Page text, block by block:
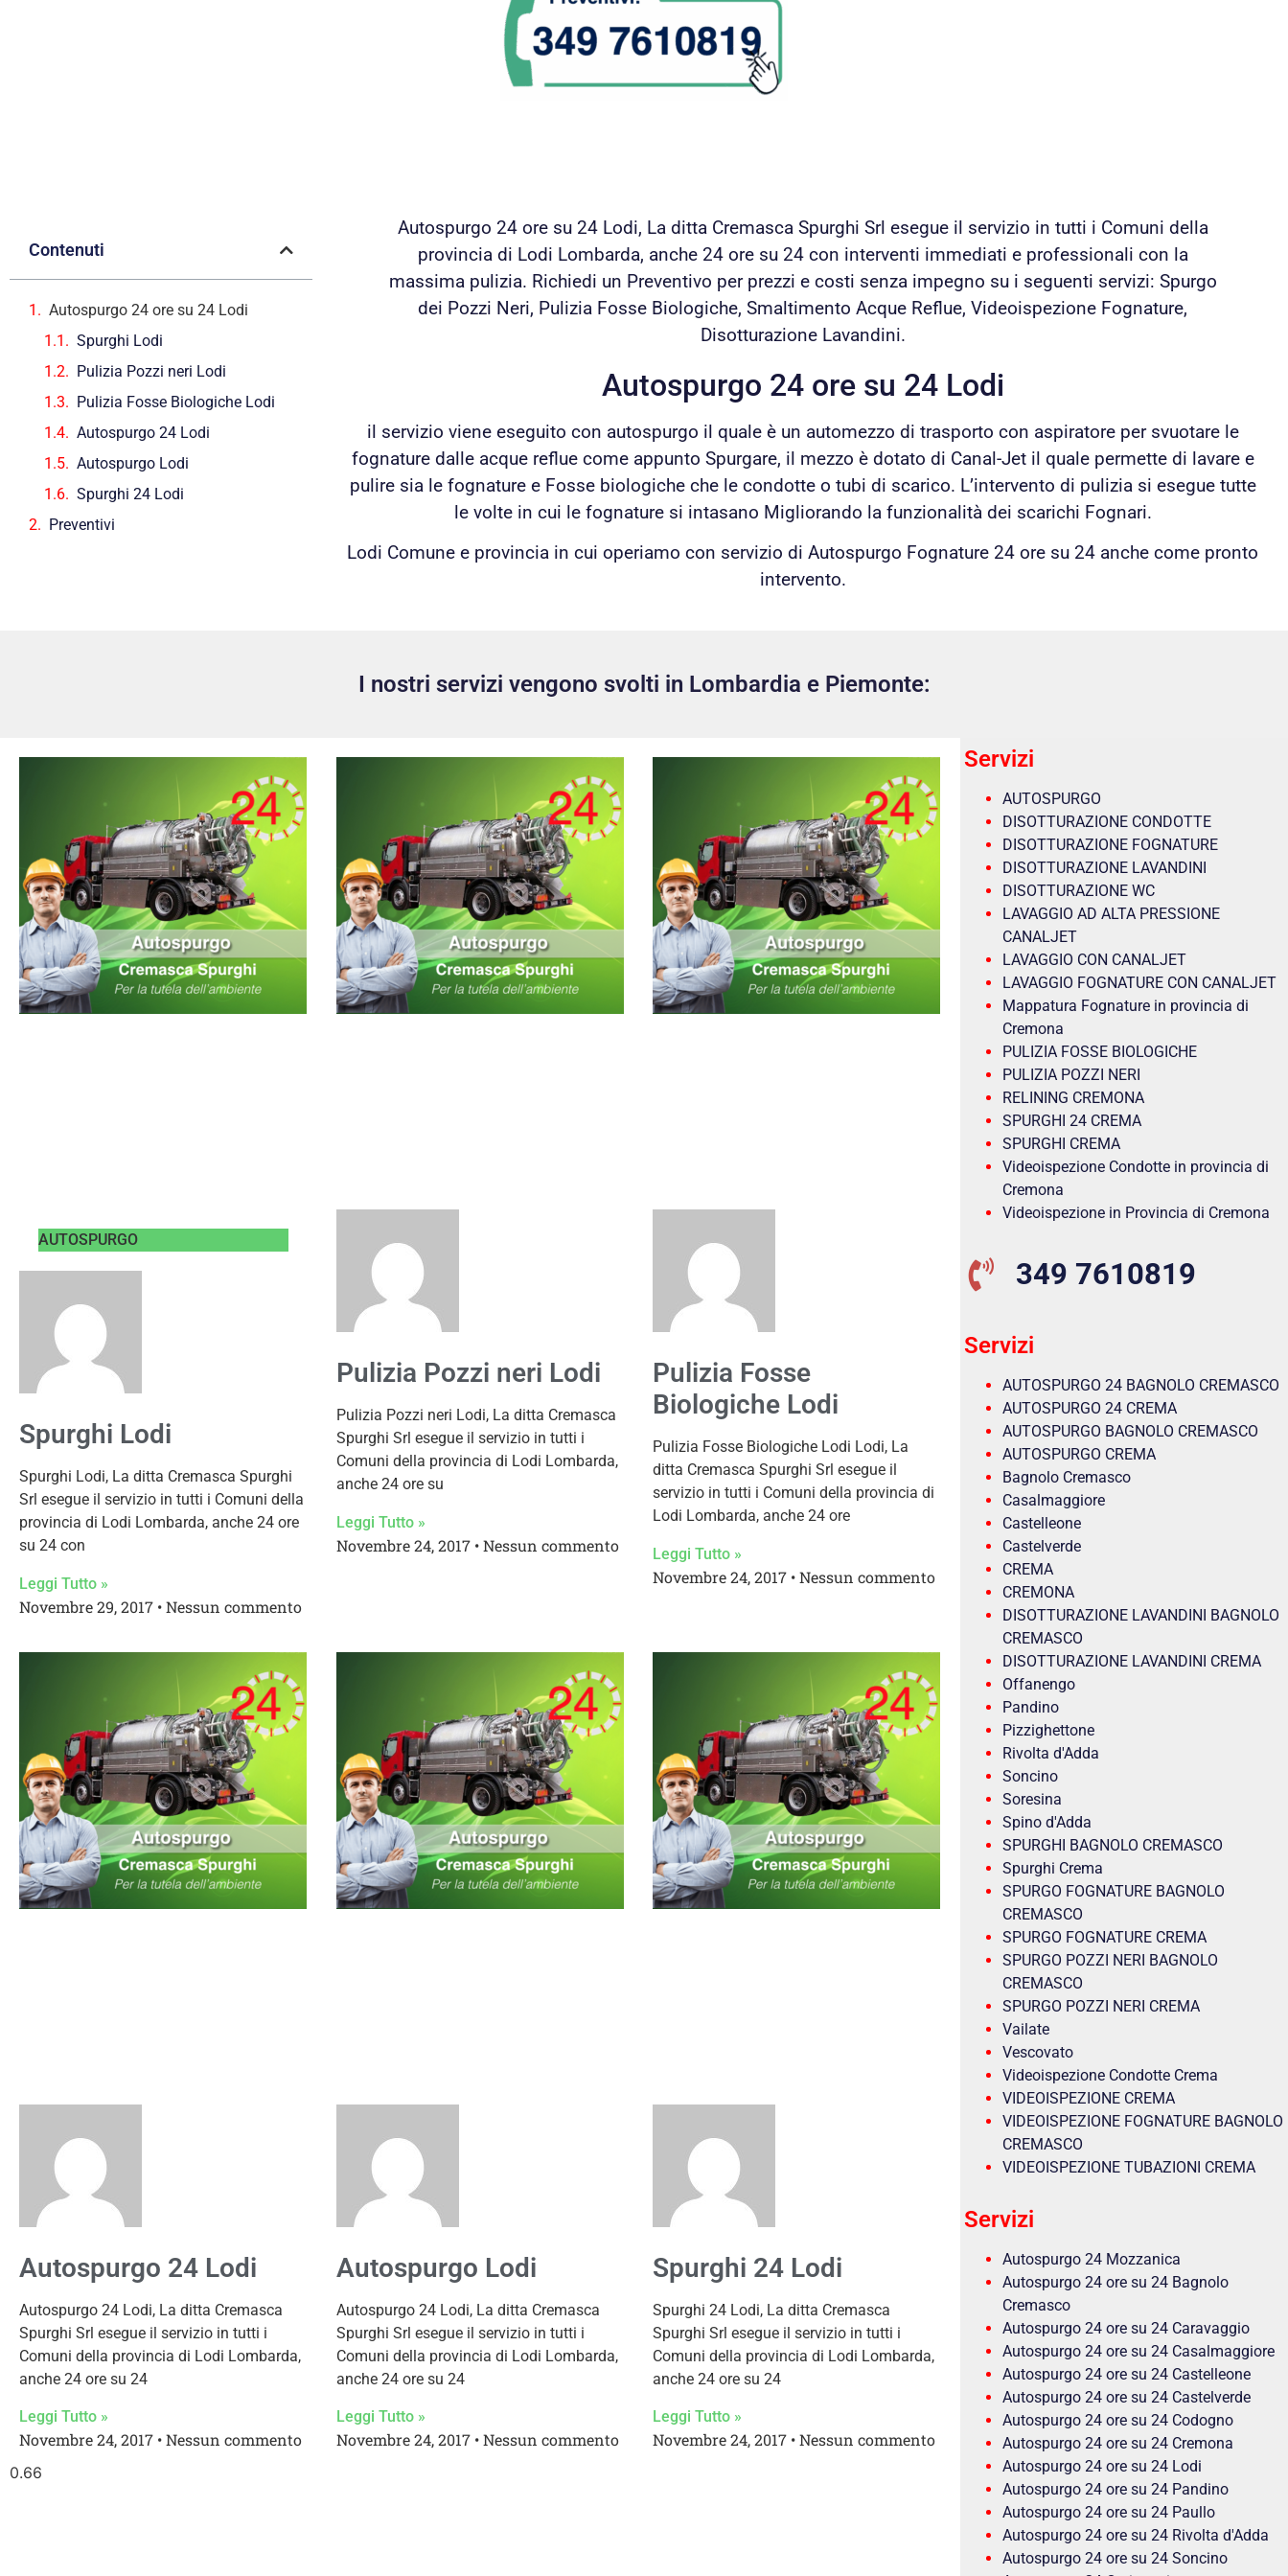
Contenuti
Autospurgo 24 ore su 24 Lodi
Spurghi Lodi
Pulizia Pozzi neri Lodi
Pulizia Fosse Biologiche Lodi
Autospurgo 24 Lodi
Autospurgo Lodi
Spurghi 24 Lodi
Preventivi
Autospurgo 24 ore su 24 Lodi, La ditta Cremasca Spurghi Srl esegue il servizio in tutti i Comuni della
provincia di Lodi Lombarda, anche 24 ore su 24 con interventi immediati e professionali con la
massima pulizia. Richiedi un Preventivo per prezzi e costi senza impegno su i seguenti servizi: Spurgo
dei Pozzi Neri, Pulizia Fosse Biologiche, Smaltimento Acque Reflue, Videoispezione Fognature,
Disotturazione Lavandini.
Autospurgo 24 ore su 24 Lodi
il servizio viene eseguito con autospurgo il quale è un automezzo di trasporto con aspiratore per svuotare le
fognature dalle acque reflue come appunto Spurgare, il mezzo è dotato di Canal-Jet il quale permette di lavare e
pulire sia le fognature e Fosse biologiche che le condotte o tubi di scarico. L’intervento di pulizia si esegue tutte
le volte in cui le fognature si intasano Migliorando la funzionalità dei scarichi Fognari.
Lodi Comune e provincia in cui operiamo con servizio di Autospurgo Fognature 24 ore su 24 anche come pronto
intervento.
I nostri servizi vengono svolti in Lombardia e Piemonte:
AUTOSPURGO
Spurghi Lodi
Spurghi Lodi, La ditta Cremasca Spurghi
Srl esegue il servizio in tutti i Comuni della
provincia di Lodi Lombarda, anche 24 ore
su 24 con
Leggi Tutto »
Novembre 29, 2017 Nessun commento
Pulizia Pozzi neri Lodi
Pulizia Pozzi neri Lodi, La ditta Cremasca
Spurghi Srl esegue il servizio in tutti i
Comuni della provincia di Lodi Lombarda,
anche 24 ore su
Leggi Tutto »
Novembre 24, 2017 Nessun commento
Pulizia Fosse
Biologiche Lodi
Pulizia Fosse Biologiche Lodi Lodi, La
ditta Cremasca Spurghi Srl esegue il
servizio in tutti i Comuni della provincia di
Lodi Lombarda, anche 24 ore
Leggi Tutto »
Novembre 24, 2017 Nessun commento
Autospurgo 24 Lodi
Autospurgo 24 Lodi, La ditta Cremasca
Spurghi Srl esegue il servizio in tutti i
Comuni della provincia di Lodi Lombarda,
anche 24 ore su 24
Leggi Tutto »
Novembre 24, 2017 Nessun commento
Autospurgo Lodi
Autospurgo 24 Lodi, La ditta Cremasca
Spurghi Srl esegue il servizio in tutti i
Comuni della provincia di Lodi Lombarda,
anche 24 ore su 24
Leggi Tutto »
Novembre 24, 2017 Nessun commento
Spurghi 24 Lodi
Spurghi 24 Lodi, La ditta Cremasca
Spurghi Srl esegue il servizio in tutti i
Comuni della provincia di Lodi Lombarda,
anche 24 ore su 24
Leggi Tutto »
Novembre 24, 2017 Nessun commento
Servizi
AUTOSPURGO
DISOTTURAZIONE CONDOTTE
DISOTTURAZIONE FOGNATURE
DISOTTURAZIONE LAVANDINI
DISOTTURAZIONE WC
LAVAGGIO AD ALTA PRESSIONE
CANALJET
LAVAGGIO CON CANALJET
LAVAGGIO FOGNATURE CON CANALJET
Mappatura Fognature in provincia di
Cremona
PULIZIA FOSSE BIOLOGICHE
PULIZIA POZZI NERI
RELINING CREMONA
SPURGHI 24 CREMA
SPURGHI CREMA
Videoispezione Condotte in provincia di
Cremona
Videoispezione in Provincia di Cremona
349 7610819
Servizi
AUTOSPURGO 24 BAGNOLO CREMASCO
AUTOSPURGO 24 CREMA
AUTOSPURGO BAGNOLO CREMASCO
AUTOSPURGO CREMA
Bagnolo Cremasco
Casalmaggiore
Castelleone
Castelverde
CREMA
CREMONA
DISOTTURAZIONE LAVANDINI BAGNOLO
CREMASCO
DISOTTURAZIONE LAVANDINI CREMA
Offanengo
Pandino
Pizzighettone
Rivolta d'Adda
Soncino
Soresina
Spino d'Adda
SPURGHI BAGNOLO CREMASCO
Spurghi Crema
SPURGO FOGNATURE BAGNOLO
CREMASCO
SPURGO FOGNATURE CREMA
SPURGO POZZI NERI BAGNOLO
CREMASCO
SPURGO POZZI NERI CREMA
Vailate
Vescovato
Videoispezione Condotte Crema
VIDEOISPEZIONE CREMA
VIDEOISPEZIONE FOGNATURE BAGNOLO
CREMASCO
VIDEOISPEZIONE TUBAZIONI CREMA
Servizi
Autospurgo 24 Mozzanica
Autospurgo 24 ore su 24 Bagnolo
Cremasco
Autospurgo 24 ore su 24 Caravaggio
Autospurgo 24 ore su 24 Casalmaggiore
Autospurgo 24 ore su 24 Castelleone
Autospurgo 24 ore su 24 Castelverde
Autospurgo 24 ore su 24 Codogno
Autospurgo 24 ore su 24 Cremona
Autospurgo 24 ore su 24 Lodi
Autospurgo 24 ore su 24 Pandino
Autospurgo 24 ore su 24 Paullo
Autospurgo 24 ore su 24 Rivolta d'Adda
Autospurgo 24 ore su 24 Soncino